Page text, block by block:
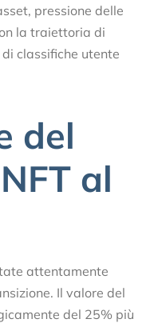
pressione delle
la traiettoria di
classifiche utente
del
al
attentamente
Il valore del
del 25% più